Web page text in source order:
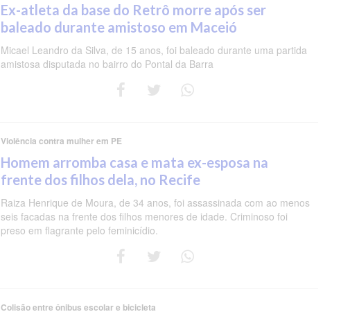
Ex-atleta da base do Retrô morre após ser
baleado durante amistoso em Maceió
Micael Leandro da Silva, de 15 anos, foi baleado durante uma partida
amistosa disputada no bairro do Pontal da Barra
Violência contra mulher em PE
Homem arromba casa e mata ex-esposa na
frente dos filhos dela, no Recife
Raiza Henrique de Moura, de 34 anos, foi assassinada com ao menos
seis facadas na frente dos filhos menores de idade. Criminoso foi
preso em flagrante pelo feminicídio.
Colisão entre ônibus escolar e bicicleta